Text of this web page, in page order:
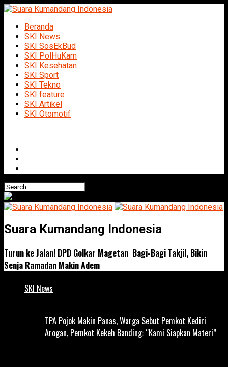
Beranda
SKI News
SKI SosEkBud
SKI PolHuKam
SKI Kesehatan
SKI Sport
SKI Tekno
SKI feature
SKI Artikel
SKI Otomotif
Suara Kumandang Indonesia
Turun ke Jalan! DPD Golkar Magetan Bagi-Bagi Takjil, Bikin
Senja Ramadan Makin Adem
SKI News
TPA Pojok Makin Panas, Warga Sebut Pemkot Kediri
Arogan, Pemkot Kekeh Banding: “Kami Siapkan Materi”